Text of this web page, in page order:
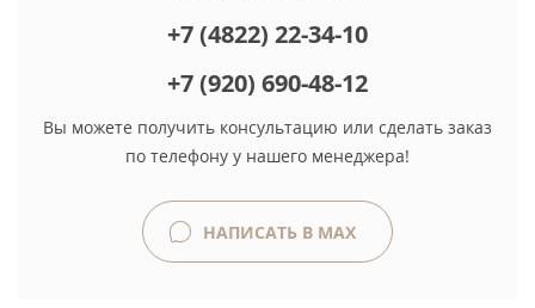
+7 (4822) 22-34-10
+7 (920) 690-48-12
Вы можете получить консультацию или сделать заказ
по телефону у нашего менеджера!
НАПИСАТЬ В MAX